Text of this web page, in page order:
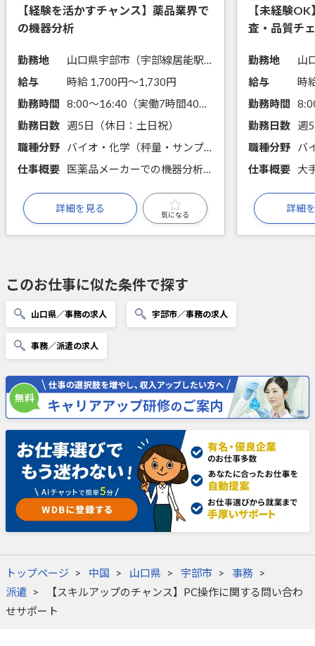
【経験を活かすチャンス】薬品業界で
の機器分析
勤務地
山口県宇部市（宇部線居能駅から徒歩10分）
給与
時給 1,700円〜1,730円
勤務時間
8:00～16:40（実働7時間40分）
勤務日数
週5日（休日：土日祝）
職種分野
バイオ・化学（秤量・サンプリング・分注、前処理・試薬調製、手分析、機器分析、微生物培養）
仕事概要
医薬品メーカーでの機器分析のお仕事です！経験を活かすチャンスです！
詳細を見る
気になる
【未経験
査・品質チ
勤務地
給与
時
勤務時間
勤務日数
職種分野
仕事概要
詳細
このお仕事に似た条件で探す
山口県／事務の求人 宇部市／事務の求人
事務／派遣の求人
トップページ 中国 山口県 宇部市
事務
派遣
【スキルアップのチャンス】PC操作に関する問い合わ
せサポート